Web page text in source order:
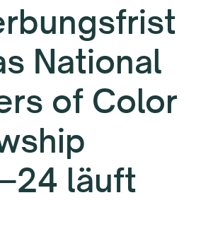
National
of Color
läuft